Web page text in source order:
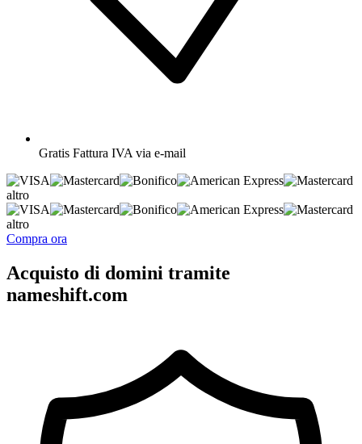
Gratis Fattura IVA via e-mail
altro
altro
Compra ora
Acquisto di domini tramite
nameshift.com